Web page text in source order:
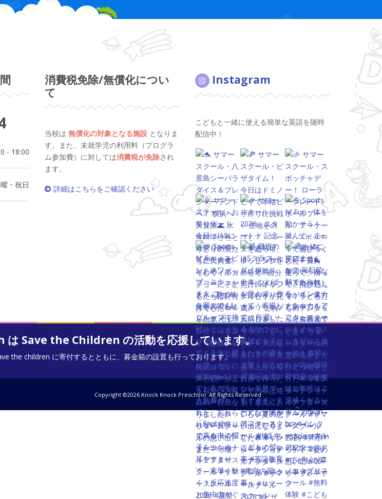
- 18:00
・祝日
消費税免除/無償化につい
て
当校は 無償化の対象となる施設 となりま
す。また、未就学児の利用料（プログラ
ム参加費）に対しては消費税が免除され
ます。
詳細はこちらをご確認ください
Instagram
こどもと一緒に使える簡単な英語を随時
配信中！
Save the Children の活動を応援しています。
the children に寄付するとともに、募金箱の設置も行っております。
Copyright ©2026 Knock Knock Preschool. All Rights Reserved